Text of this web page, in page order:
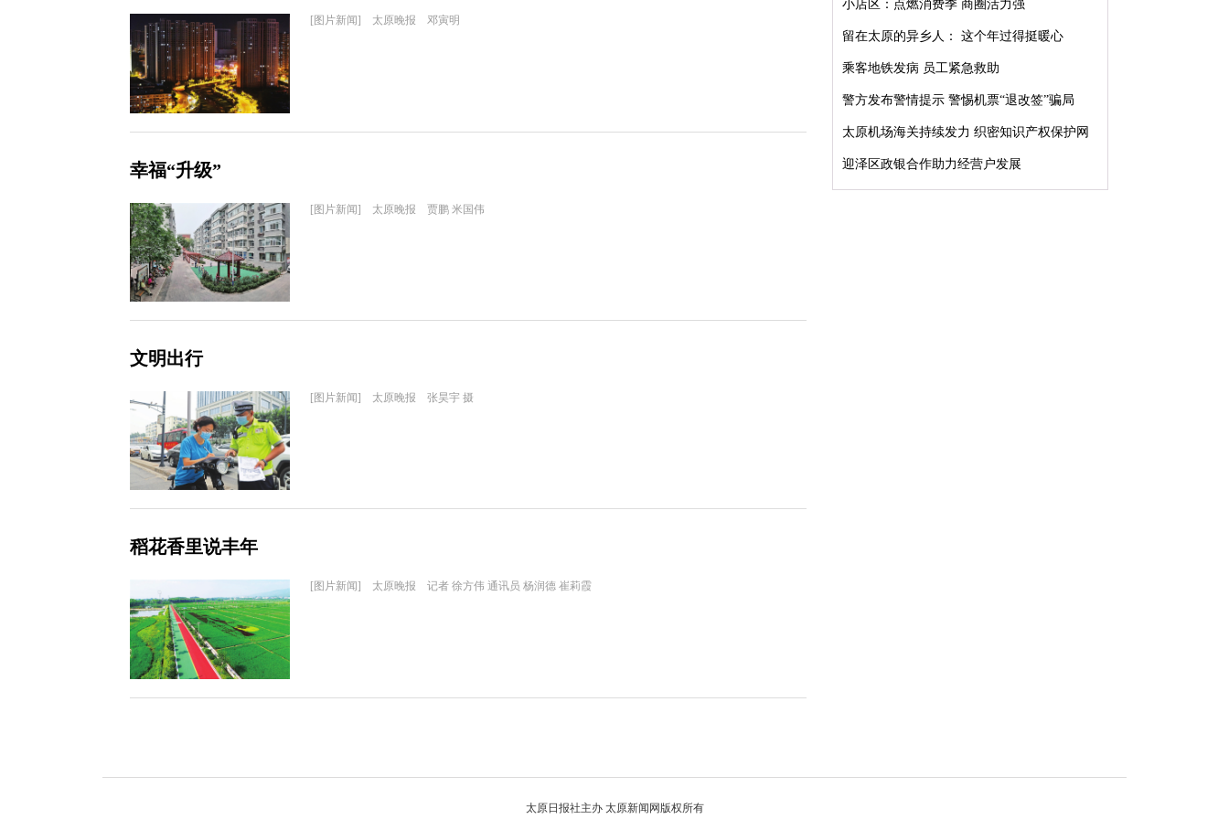
[图片新闻] 太原晚报 邓寅明
幸福“升级”
[图片新闻] 太原晚报 贾鹏 米国伟
文明出行
[图片新闻] 太原晚报 张昊宇 摄
稻花香里说丰年
[图片新闻] 太原晚报 记者 徐方伟 通讯员 杨润德 崔莉霞
小店区：点燃消费季 商圈活力强
留在太原的异乡人： 这个年过得挺暖心
乘客地铁发病 员工紧急救助
警方发布警情提示 警惕机票“退改签”骗局
太原机场海关持续发力 织密知识产权保护网
迎泽区政银合作助力经营户发展
太原日报社主办 太原新闻网版权所有